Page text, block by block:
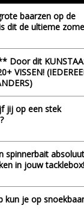
baarzen op de
dit de ultieme
Door dit
VISSEN!
jij op een stek
spinnerbait
in jouw tacklebox!
kun je op